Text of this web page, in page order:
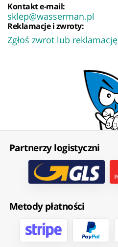
Kontakt e-mail:
sklep@wasserman.pl
Reklamacje i zwroty:
Zgłoś zwrot lub reklamację
Partnerzy logistyczni
Metody płatności